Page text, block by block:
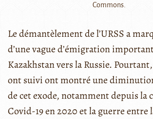
Commons.
Le démantèlement de l’URSS a
d’une vague d’émigration
Kazakhstan vers la Russie.
ont suivi ont montré une
de cet exode, notamment depuis la
Covid-19 en 2020 et la guerre entre